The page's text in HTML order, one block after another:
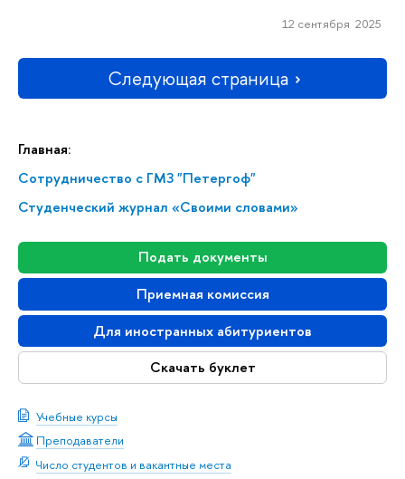
Главная:
Сотрудничество с ГМЗ "Петергоф"
Студенческий журнал «Своими словами»
Подать документы
Приемная комиссия
Для иностранных абитуриентов
Скачать буклет
Учебные курсы
Преподаватели
Число студентов и вакантные места
12 сентября 2025
Следующая страница